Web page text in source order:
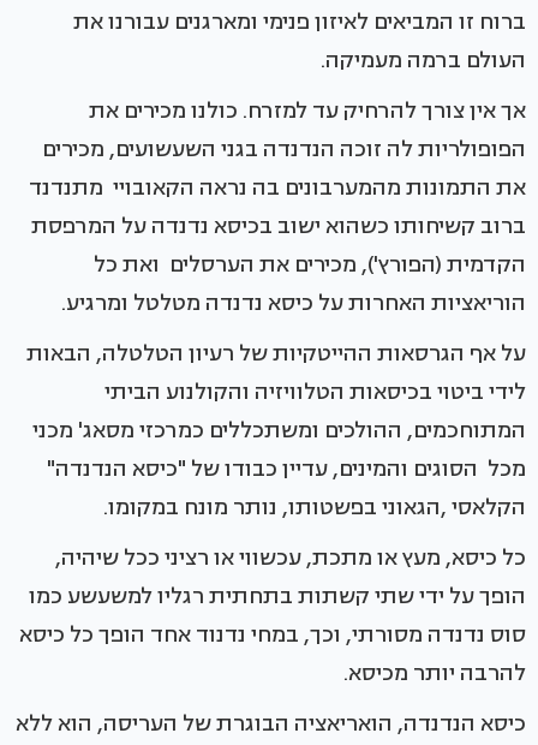
ברוח זו המביאים לאיזון פנימי ומארגנים עבורנו את
העולם ברמה מעמיקה.
אך אין צורך להרחיק עד למזרח. כולנו מכירים את
הפופולריות לה זוכה הנדנדה בגני השעשועים, מכירים
את התמונות מהמערבונים בה נראה הקאובויי מתנדנד
ברוב קשיחותו כשהוא ישוב בכיסא נדנדה על המרפסת
הקדמית (הפורץ'), מכירים את הערסלים ואת כל
הוריאציות האחרות על כיסא נדנדה מטלטל ומרגיע.
על אף הגרסאות ההייטקיות של רעיון הטלטלה, הבאות
לידי ביטוי בכיסאות הטלוויזיה והקולנוע הביתי
המתוחכמים, ההולכים ומשתכללים כמרכזי מסאג' מכני
מכל הסוגים והמינים, עדיין כבודו של "כיסא הנדנדה"
הקלאסי ,הגאוני בפשטותו, נותר מונח במקומו.
כל כיסא, מעץ או מתכת, עכשווי או רציני ככל שיהיה,
הופך על ידי שתי קשתות בתחתית רגליו למשעשע כמו
סוס נדנדה מסורתי, וכך, במחי נדנוד אחד הופך כל כיסא
להרבה יותר מכיסא.
כיסא הנדנדה, הואריאציה הבוגרת של העריסה, הוא ללא